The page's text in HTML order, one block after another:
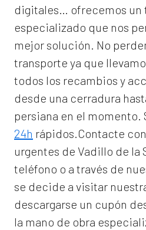
digitales… ofrecemos un
especializado que nos
mejor solución. No
transporte ya que
todos los recambios y
desde una cerradura
persiana en el momento.
24h rápidos.Contacte
urgentes de Vadillo de la
teléfono o a través de
se decide a visitar
descargarse un cupón
la mano de obra